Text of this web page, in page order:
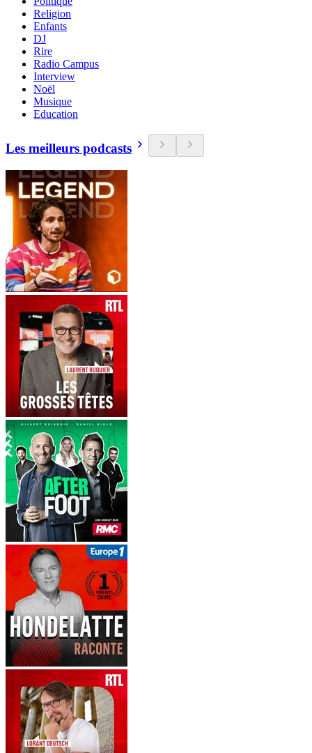
Religion
Enfants
DJ
Rire
Radio Campus
Interview
Noël
Musique
Education
Les meilleurs podcasts